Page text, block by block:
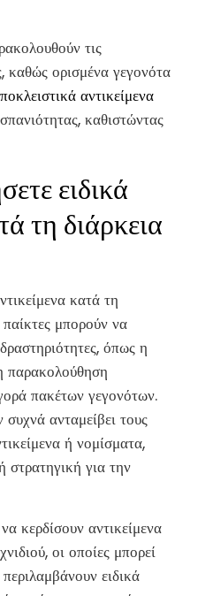
τις
καθώς ορισμένα γεγονότα
αντικείμενα
καθιστώντας
ειδικά
τη διάρκεια
κατά τη
μπορούν να
όπως η
παρακολούθηση
πακέτων γεγονότων.
ανταμείβει τους
ή νομίσματα,
στρατηγική για την
κερδίσουν αντικείμενα
οι οποίες μπορεί
ειδικά